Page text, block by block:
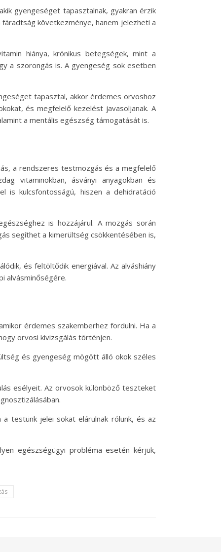
gyengeséget tapasztalnak, gyakran érzik
következménye, hanem jelezheti a
hiánya, krónikus betegségek, mint a
a szorongás is. A gyengeség sok esetben
tapasztal, akkor érdemes orvoshoz
és megfelelő kezelést javasoljanak. A
a mentális egészség támogatását is.
a rendszeres testmozgás és a megfelelő
vitaminokban, ásványi anyagokban és
is kulcsfontosságú, hiszen a dehidratáció
is hozzájárul. A mozgás során
segíthet a kimerültség csökkentésében is,
és feltöltődik energiával. Az alváshiány
alvásminőségére.
érdemes szakemberhez fordulni. Ha a
orvosi kivizsgálás történjen.
és gyengeség mögött álló okok széles
esélyeit. Az orvosok különböző teszteket
testünk jelei sokat elárulnak rólunk, és az
egészségügyi probléma esetén kérjük,